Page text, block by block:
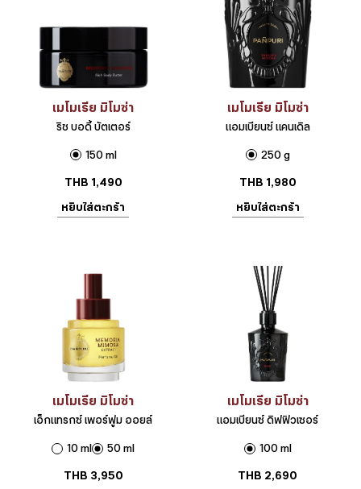
เมโมเรีย มิโมซ่า
ริช บอดี้ บัตเตอร์
150 ml
THB 1,490
หยิบใส่ตะกร้า
เมโมเรีย มิโมซ่า
แอมเบียนซ์ แคนเดิล
250 g
THB 1,980
หยิบใส่ตะกร้า
เมโมเรีย มิโมซ่า
เอ็กแทรกซ์ เพอร์ฟูม ออยล์
10 ml
50 ml
THB 3,950
เมโมเรีย มิโมซ่า
แอมเบียนซ์ ดิฟฟิวเซอร์
100 ml
THB 2,690